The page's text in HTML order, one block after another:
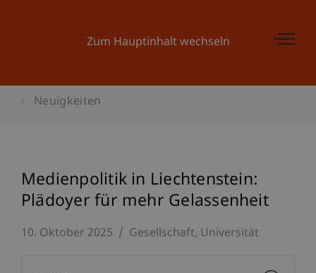
Zum Hauptinhalt wechseln
Neuigkeiten
Medienpolitik in Liechtenstein:
Plädoyer für mehr Gelassenheit
10. Oktober 2025 Gesellschaft Universität